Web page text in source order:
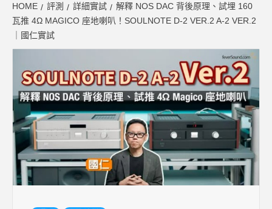
HOME 評測 詳細實試
解釋 NOS DAC 背後原理、試埋 160
瓦推 4Ω MAGICO 座地喇叭！SOULNOTE D-2 VER.2 A-2 VER.2
｜國仁實試